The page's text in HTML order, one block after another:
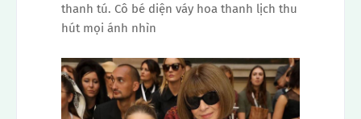
thanh tú. Cô bé diện váy hoa thanh lịch thu
hút mọi ánh nhìn